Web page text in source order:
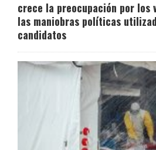
crece la preocupación por los
las maniobras políticas
candidatos